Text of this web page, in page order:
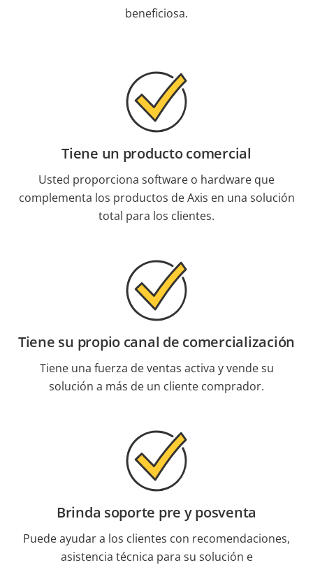
beneficiosa.
Tiene un producto comercial
Usted proporciona software o hardware que
complementa los productos de Axis en una solución
total para los clientes.
Tiene su propio canal de comercialización
Tiene una fuerza de ventas activa y vende su
solución a más de un cliente comprador.
Brinda soporte pre y posventa
Puede ayudar a los clientes con recomendaciones,
asistencia técnica para su solución e